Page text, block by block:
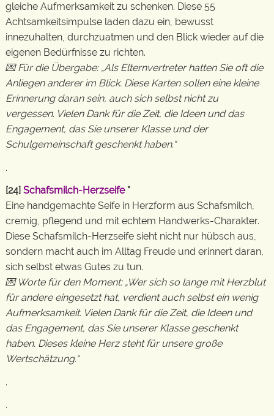
gleiche Aufmerksamkeit zu schenken. Diese 55
Achtsamkeitsimpulse laden dazu ein, bewusst
innezuhalten, durchzuatmen und den Blick wieder auf die
eigenen Bedürfnisse zu richten.
💌 Für die Übergabe: „Als Elternvertreter hatten Sie oft die
Anliegen anderer im Blick. Diese Karten sollen eine kleine
Erinnerung daran sein, auch sich selbst nicht zu
vergessen. Vielen Dank für die Zeit, die Ideen und das
Engagement, das Sie unserer Klasse und der
Schulgemeinschaft geschenkt haben.“
.
[24] Schafsmilch-Herzseife*
Eine handgemachte Seife in Herzform aus Schafsmilch,
cremig, pflegend und mit echtem Handwerks-Charakter.
Diese Schafsmilch-Herzseife sieht nicht nur hübsch aus,
sondern macht auch im Alltag Freude und erinnert daran,
sich selbst etwas Gutes zu tun.
💌 Worte für den Moment: „Wer sich so lange mit Herzblut
für andere eingesetzt hat, verdient auch selbst ein wenig
Aufmerksamkeit. Vielen Dank für die Zeit, die Ideen und
das Engagement, das Sie unserer Klasse geschenkt
haben. Dieses kleine Herz steht für unsere große
Wertschätzung.“
.
.